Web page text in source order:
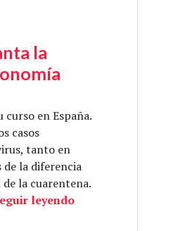
la
en España.
casos
tanto en
de la diferencia
la cuarentena.
leyendo¿Cuánta